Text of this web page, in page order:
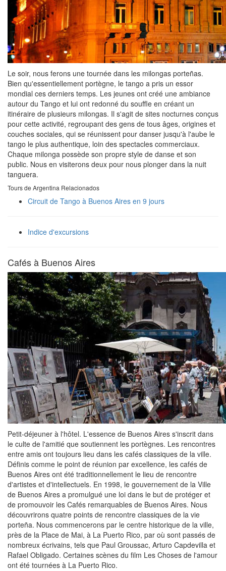
Le soir, nous ferons une tournée dans les milongas porteñas.
Bien qu'essentiellement portègne, le tango a pris un essor
mondial ces derniers temps. Les jeunes ont créé une ambiance
autour du Tango et lui ont redonné du souffle en créant un
itinéraire de plusieurs milongas. Il s'agit de sites nocturnes conçus
pour cette activité, regroupant des gens de tous âges, origines et
couches sociales, qui se réunissent pour danser jusqu'à l'aube le
tango le plus authentique, loin des spectacles commerciaux.
Chaque milonga possède son propre style de danse et son
public. Nous en visiterons deux pour nous plonger dans la nuit
tanguera.
Tours de Argentina Relacionados
Circuit de Tango à Buenos Aires en 9 jours
Indice d'excursions
Cafés à Buenos Aires
Petit-déjeuner à l'hôtel. L'essence de Buenos Aires s'inscrit dans
le culte de l'amitié que soutiennent les portègnes. Les rencontres
entre amis ont toujours lieu dans les cafés classiques de la ville.
Définis comme le point de réunion par excellence, les cafés de
Buenos Aires ont été traditionnellement le lieu de rencontre
d'artistes et d'intellectuels. En 1998, le gouvernement de la Ville
de Buenos Aires a promulgué une loi dans le but de protéger et
de promouvoir les Cafés remarquables de Buenos Aires. Nous
découvrirons quatre points de rencontre classiques de la vie
porteña. Nous commencerons par le centre historique de la ville,
près de la Place de Mai, à La Puerto Rico, par où sont passés de
nombreux écrivains, tels que Paul Groussac, Arturo Capdevilla et
Rafael Obligado. Certaines scènes du film Les Choses de l'amour
ont été tournées à La Puerto Rico.